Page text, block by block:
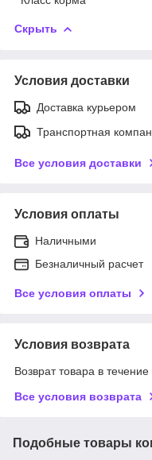
Скрыть
Условия доставки
Доставка курьером
Транспортная
Все условия доставки
Условия оплаты
Наличными
Безналичный расчет
Все условия оплаты
Условия возврата
Возврат товара в
Все условия возврата
Подобные товары